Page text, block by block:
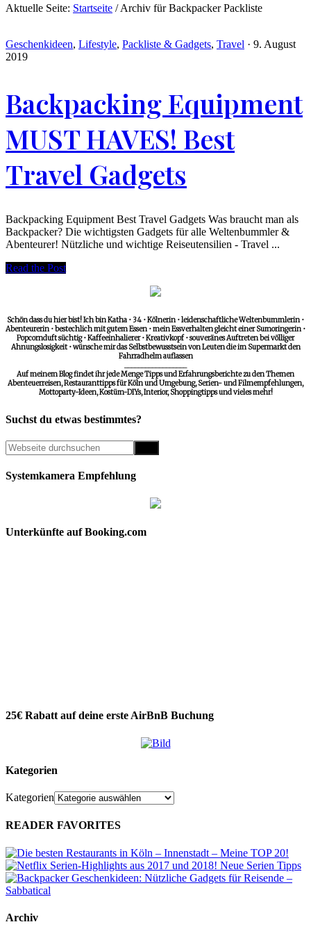
Aktuelle Seite: Startseite /Archiv für Backpacker Packliste
Geschenkideen, Lifestyle, Packliste & Gadgets, Travel · 9. August
2019
Backpacking Equipment
MUST HAVES! Best
Travel Gadgets
Backpacking Equipment Best Travel Gadgets Was braucht man als
Backpacker? Die wichtigsten Gadgets für alle Weltenbummler &
Abenteurer! Nützliche und wichtige Reiseutensilien - Travel ...
Read the Post
Schön dass du hier bist! Ich bin Katha • 34 • Kölnerin • leidenschaftliche Weltenbummlerin •
Abenteurerin • bestechlich mit gutem Essen • mein Essverhalten gleicht einer Sumoringerin •
Popcornduft süchtig • Kaffeeinhalierer • Kreativkopf • souveränes Auftreten bei völliger
Ahnungslosigkeit • wünsche mir das Selbstbewusstsein von Leuten die im Supermarkt den
Fahrradhelm auflassen
__________________
Auf meinem Blog findet ihr jede Menge Tipps und Erfahrungsberichte zu den Themen
Abenteuerreisen, Restauranttipps für Köln und Umgebung, Serien- und Filmempfehlungen,
Mottoparty-Ideen, Kostüm-DIYs, Interior, Shoppingtipps und vieles mehr!
Suchst du etwas bestimmtes?
Systemkamera Empfehlung
Unterkünfte auf Booking.com
25€ Rabatt auf deine erste AirBnB Buchung
Kategorien
Kategorien
READER FAVORITES
Archiv